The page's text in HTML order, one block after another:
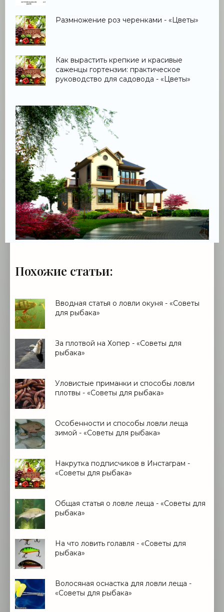
Размножение роз черенками - «Цветы»
Как вырастить крепкие и красивые
саженцы гортензии: практическое
руководство для садовода - «Цветы»
Похожие статьи:
Вводная статья о ловли окуня - «Советы
для рыбака»
За плотвой на Хопер - «Советы для
рыбака»
Уловистые приманки и способы ловли
плотвы - «Советы для рыбака»
Особенности и способы ловли леща
зимой - «Советы для рыбака»
Накрутка подписчиков в Инстаграм -
«Советы для рыбака»
Общая статья о ловле леща - «Советы для
рыбака»
На что ловить голавля - «Советы для
рыбака»
Волосяная оснастка для ловли леща -
«Советы для рыбака»